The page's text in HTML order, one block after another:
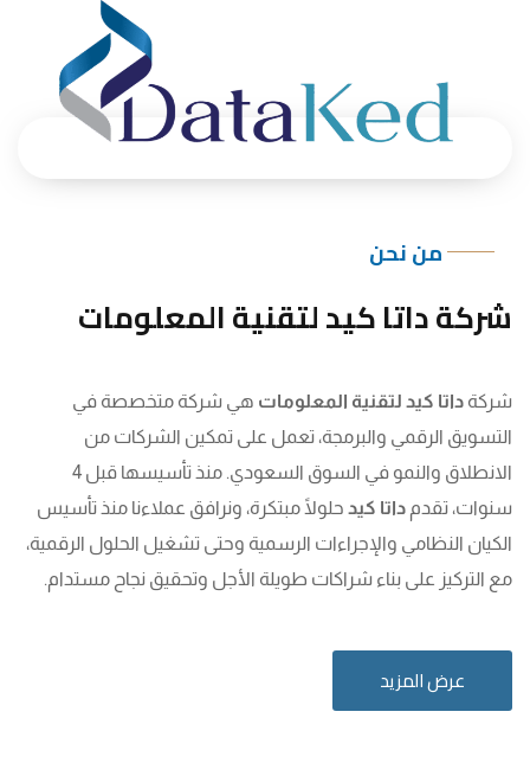
من نحن
شركة داتا كيد لتقنية المعلومات
شركة داتا كيد لتقنية المعلومات هي شركة متخصصة في
التسويق الرقمي والبرمجة، تعمل على تمكين الشركات من
الانطلاق والنمو في السوق السعودي. منذ تأسيسها قبل 4
سنوات، تقدم داتا كيد حلولًا مبتكرة، ونرافق عملاءنا منذ تأسيس
الكيان النظامي والإجراءات الرسمية وحتى تشغيل الحلول الرقمية،
مع التركيز على بناء شراكات طويلة الأجل وتحقيق نجاح مستدام.
عرض المزيد